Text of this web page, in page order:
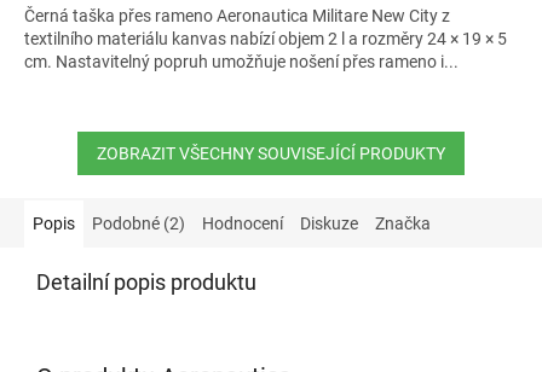
Černá taška přes rameno Aeronautica Militare New City z
textilního materiálu kanvas nabízí objem 2 l a rozměry 24 × 19 × 5
cm. Nastavitelný popruh umožňuje nošení přes rameno i...
ZOBRAZIT VŠECHNY SOUVISEJÍCÍ PRODUKTY
Popis Podobné (2) Hodnocení Diskuze Značka
Detailní popis produktu